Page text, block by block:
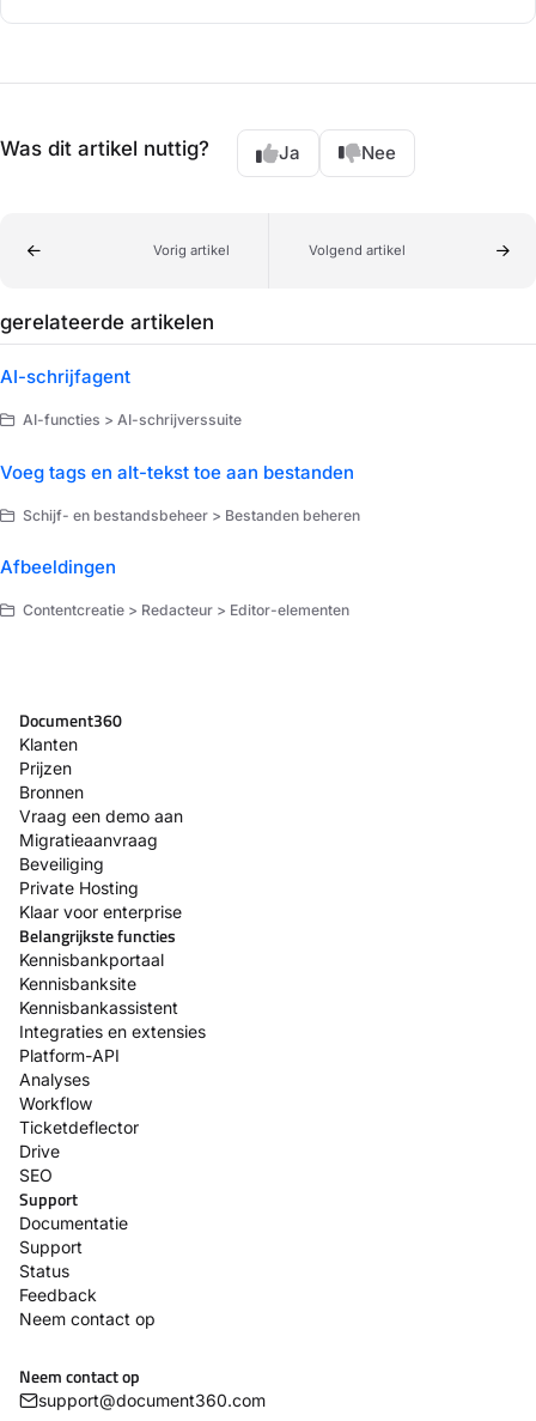
Was dit artikel nuttig? Ja Nee
Vorig artikel Volgend artikel
gerelateerde artikelen
AI-schrijfagent
AI-functies > AI-schrijverssuite
Voeg tags en alt-tekst toe aan bestanden
Schijf- en bestandsbeheer > Bestanden beheren
Afbeeldingen
Contentcreatie > Redacteur > Editor-elementen
Document360
Klanten
Prijzen
Bronnen
Vraag een demo aan
Migratieaanvraag
Beveiliging
Private Hosting
Klaar voor enterprise
Belangrijkste functies
Kennisbankportaal
Kennisbanksite
Kennisbankassistent
Integraties en extensies
Platform-API
Analyses
Workflow
Ticketdeflector
Drive
SEO
Support
Documentatie
Support
Status
Feedback
Neem contact op
Neem contact op
support@document360.com